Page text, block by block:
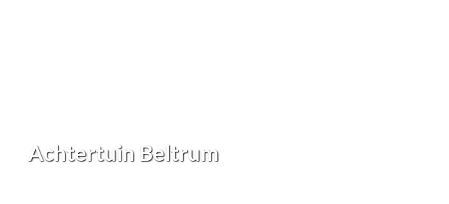
Achtertuin Beltrum